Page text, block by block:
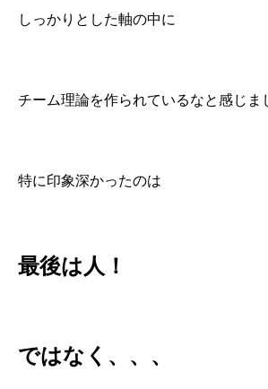
しっかりとした軸の中に
チーム理論を作られているなと感じま
特に印象深かったのは
最後は人！
ではなく、、、